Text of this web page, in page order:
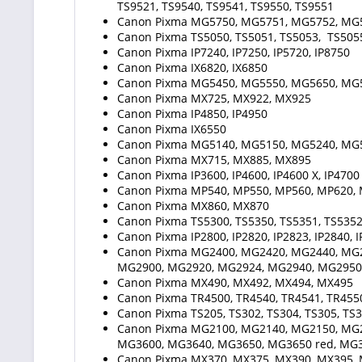
TS9521, TS9540, TS9541, TS9550, TS9551
Canon Pixma MG5750, MG5751, MG5752,
Canon Pixma TS5050, TS5051, TS5053,
Canon Pixma IP7240, IP7250, IP5720, IP8750
Canon Pixma IX6820, IX6850
Canon Pixma MG5450, MG5550, MG5650,
Canon Pixma MX725, MX922, MX925
Canon Pixma IP4850, IP4950
Canon Pixma IX6550
Canon Pixma MG5140, MG5150, MG5240,
Canon Pixma MX715, MX885, MX895
Canon Pixma IP3600, IP4600, IP4600 X, IP4700
Canon Pixma MP540, MP550, MP560,
Canon Pixma MX860, MX870
Canon Pixma TS5300, TS5350, TS5351,
Canon Pixma IP2800, IP2820, IP2823, IP2840,
Canon Pixma MG2400, MG2420, MG2440,
MG2900, MG2920, MG2924, MG2940,
Canon Pixma MX490, MX492, MX494, MX495
Canon Pixma TR4500, TR4540, TR4541,
Canon Pixma TS205, TS302, TS304, TS305,
Canon Pixma MG2100, MG2140, MG2150,
MG3600, MG3640, MG3650, MG3650 red,